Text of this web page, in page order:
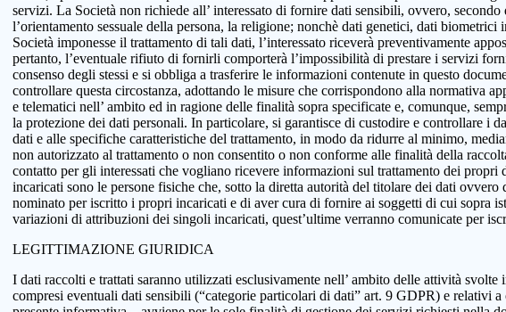
servizi. La Società non richiede all’ interessato di fornire dati sensibili, ovvero,
l’orientamento sessuale della persona, la religione; nonchè dati genetici, dati
Società imponesse il trattamento di tali dati, l’interessato riceverà preventivamente
pertanto, l’eventuale rifiuto di fornirli comporterà l’impossibilità di prestare i servizi
consenso degli stessi e si obbliga a trasferire le informazioni contenute in questo
controllare questa circostanza, adottando le misure che corrispondono alla normativa
e telematici nell’ ambito ed in ragione delle finalità sopra specificate e, comunque,
la protezione dei dati personali. In particolare, si garantisce di custodire e controllare i
dati e alle specifiche caratteristiche del trattamento, in modo da ridurre al minimo,
non autorizzato al trattamento o non consentito o non conforme alle finalità della
contatto per gli interessati che vogliano ricevere informazioni sul trattamento dei
incaricati sono le persone fisiche che, sotto la diretta autorità del titolare dei dati
nominato per iscritto i propri incaricati e di aver cura di fornire ai soggetti di cui sopra
variazioni di attribuzioni dei singoli incaricati, quest’ultime verranno comunicate per
LEGITTIMAZIONE GIURIDICA
I dati raccolti e trattati saranno utilizzati esclusivamente nell’ ambito delle attività
compresi eventuali dati sensibili (“categorie particolari di dati” art. 9 GDPR) e relativi